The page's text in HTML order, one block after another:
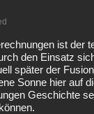
ist der
den Einsatz
später der
Sonne hier auf
Geschichte